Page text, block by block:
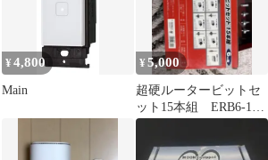
¥4,800
Main
¥5,000
超硬ルータービットセ
ット15本組 ERB6-15
6mm軸